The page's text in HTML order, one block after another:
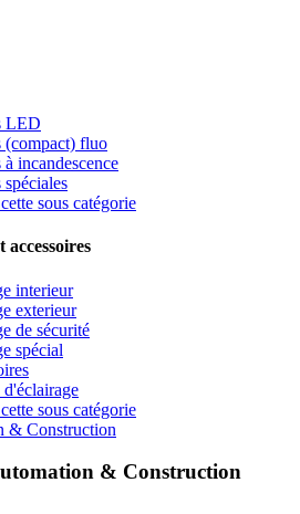
LED
(compact) fluo
à incandescence
sous catégorie
interieur
exterieur
de sécurité
spécial
sous catégorie
& Construction
& Construction